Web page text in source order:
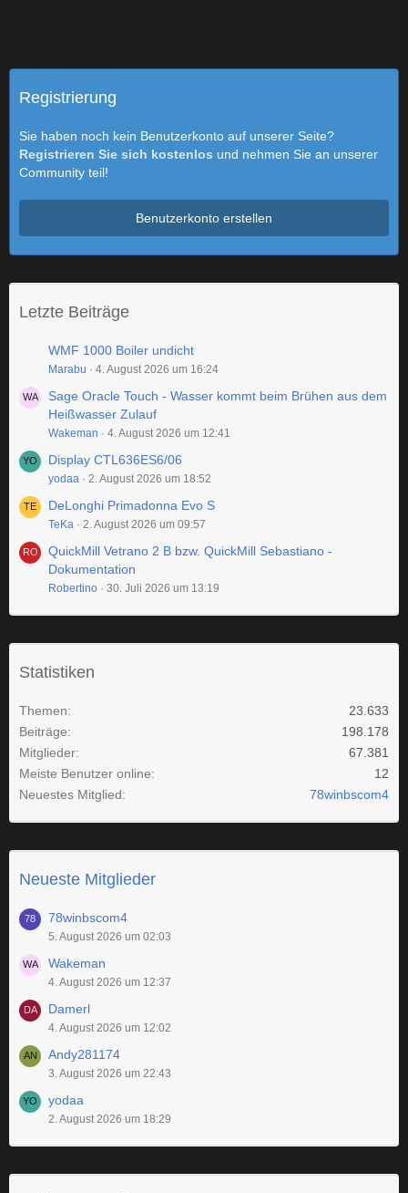
Registrierung
Sie haben noch kein Benutzerkonto auf unserer Seite?
Registrieren Sie sich kostenlos und nehmen Sie an unserer
Community teil!
Benutzerkonto erstellen
Letzte Beiträge
WMF 1000 Boiler undicht
Marabu 4. August 2026 um 16:24
Sage Oracle Touch - Wasser kommt beim Brühen aus dem
Heißwasser Zulauf
Wakeman 4. August 2026 um 12:41
Display CTL636ES6/06
yodaa 2. August 2026 um 18:52
DeLonghi Primadonna Evo S
TeKa 2. August 2026 um 09:57
QuickMill Vetrano 2 B bzw. QuickMill Sebastiano -
Dokumentation
Robertino 30. Juli 2026 um 13:19
Statistiken
Themen
23.633
Beiträge
198.178
Mitglieder
67.381
Meiste Benutzer online
12
Neuestes Mitglied
78winbscom4
Neueste Mitglieder
78winbscom4
5. August 2026 um 02:03
Wakeman
4. August 2026 um 12:37
Damerl
4. August 2026 um 12:02
Andy281174
3. August 2026 um 22:43
yodaa
2. August 2026 um 18:29